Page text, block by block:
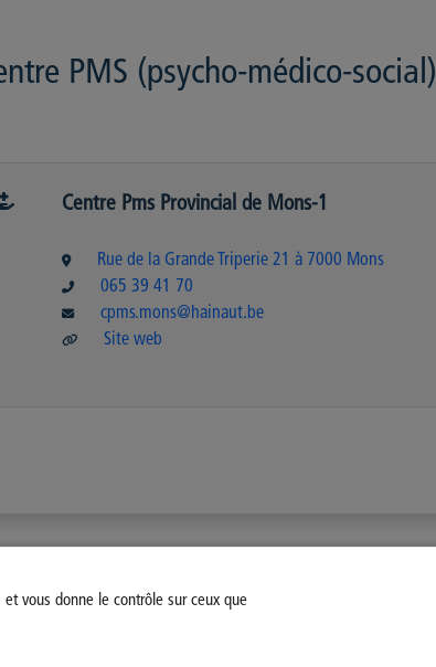
vous donne le contrôle sur ceux que
PMS (psycho-médico-social)
Centre Pms Provincial de Mons-1
Rue de la Grande Triperie 21 à 7000 Mons
065 39 41 70
cpms.mons@hainaut.be
Site web